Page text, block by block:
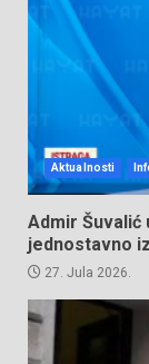
Aktualnosti
Admir Šuvalić
jednostavno
27. Jula 2026.